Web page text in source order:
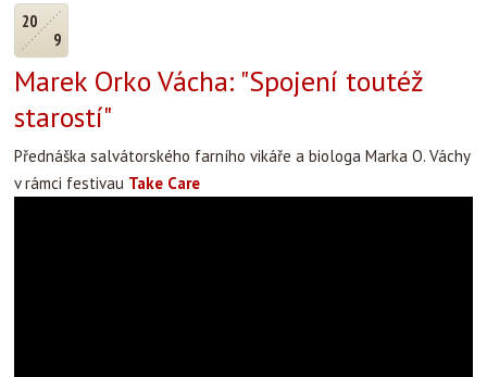
20
9
Marek Orko Vácha: "Spojení toutéž
starostí"
Přednáška salvátorského farního vikáře a biologa Marka O. Váchy
v rámci festivau Take Care